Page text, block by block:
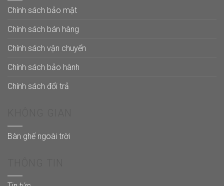
Chính sách bảo mật
Chính sách bán hàng
Chính sách vận chuyển
Chính sách bảo hành
Chính sách đổi trả
Bàn ghế ngoài trời